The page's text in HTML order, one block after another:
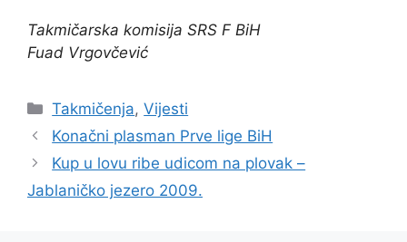
Takmičarska komisija SRS F BiH
Fuad Vrgovčević
Takmičenja,Vijesti
Konačni plasman Prve lige BiH
Kup u lovu ribe udicom na plovak –
Jablaničko jezero 2009.